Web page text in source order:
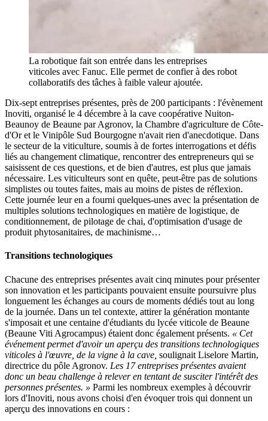
La robotique fait son entrée dans les entreprises
viticoles avec Fanuc. Elle permet de confier à des robot
collaboratifs des tâches à faible valeur ajoutée.
Dix-sept entreprises présentes, près de 200 participants : l'évènement
Inoviti, organisé le 4 décembre à la cave coopérative Nuiton-
Beaunoy de Beaune par Agronov, la Chambre d'agriculture de Côte-
d'Or et le Vinipôle Sud Bourgogne n'avait rien d'anecdotique. Dans
le secteur de la viticulture, soumis à de fortes interrogations et défis
liés au changement climatique, rencontrer des entrepreneurs qui se
saisissent de ces questions, et de bien d'autres, est plus que jamais
nécessaire. Les viticulteurs sont en quête, peut-être pas de solutions
simplistes ou toutes faites, mais au moins de pistes de réflexion.
Cette journée leur en a fourni quelques-unes avec la présentation de
multiples solutions technologiques en matière de logistique, de
conditionnement, de pilotage de chai, d'optimisation d'usage de
produit phytosanitaires, de machinisme…
Transitions technologiques
Chacune des entreprises présentes avait cinq minutes pour présenter
son innovation et les participants pouvaient ensuite poursuivre plus
longuement les échanges au cours de moments dédiés tout au long
de la journée. Dans un tel contexte, attirer la génération montante
s'imposait et une centaine d'étudiants du lycée viticole de Beaune
(Beaune Viti Agrocampus) étaient donc également présents. « Cet
événement permet d'avoir un aperçu des transitions technologiques
viticoles à l'œuvre, de la vigne à la cave, soulignait Liselore Martin,
directrice du pôle Agronov. Les 17 entreprises présentes avaient
donc un beau challenge à relever en tentant de susciter l'intérêt des
personnes présentes. » Parmi les nombreux exemples à découvrir
lors d'Inoviti, nous avons choisi d'en évoquer trois qui donnent un
aperçu des innovations en cours :